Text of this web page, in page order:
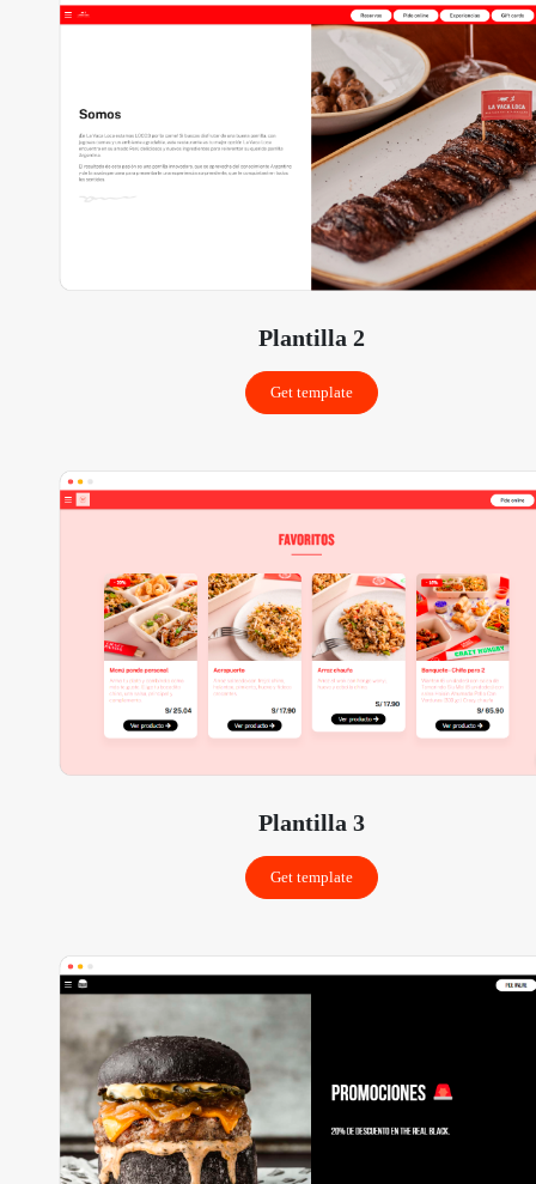
Plantilla 2
Get template
Plantilla 3
Get template